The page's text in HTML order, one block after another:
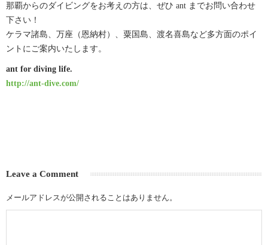
那覇からのダイビングをお考えの方は、ぜひ ant までお問い合わせ
下さい！
ケラマ諸島、万座（恩納村）、粟国島、渡名喜島など多方面のポイ
ントにご案内いたします。
ant for diving life.
http://ant-dive.com/
Leave a Comment
メールアドレスが公開されることはありません。